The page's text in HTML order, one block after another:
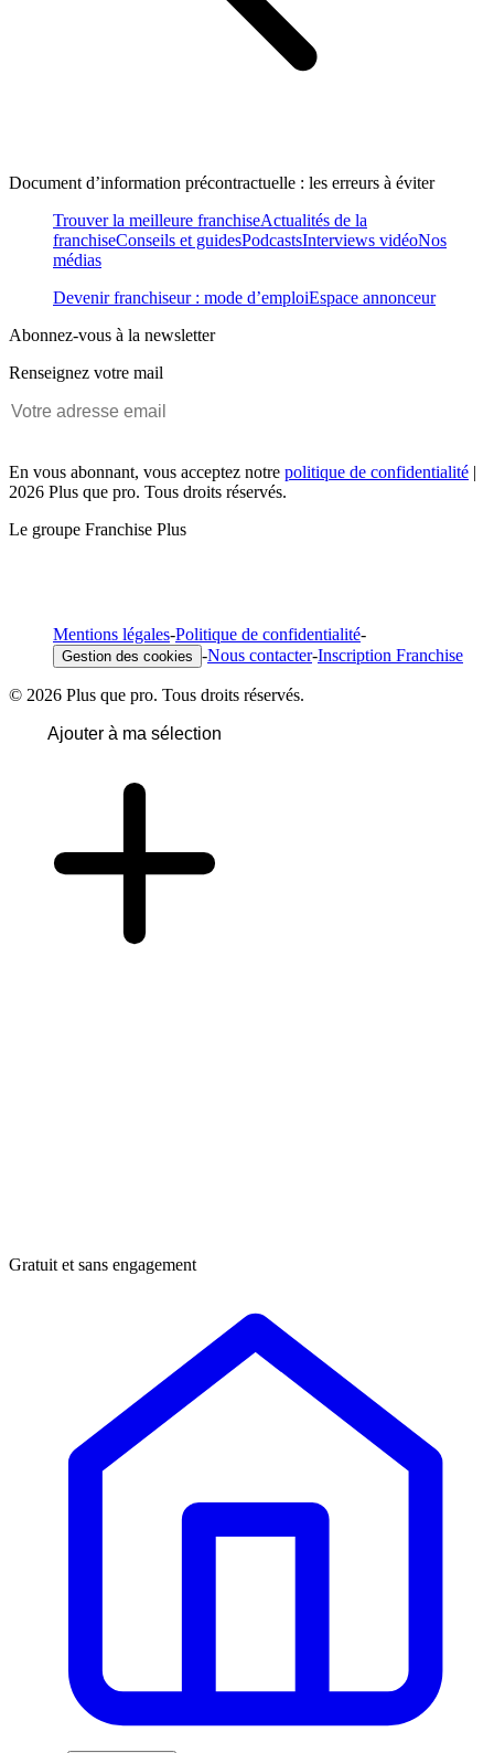
Document d’information précontractuelle : les erreurs à éviter
Trouver la meilleure franchiseActualités de la
franchiseConseils et guidesPodcastsInterviews vidéoNos
médias
Devenir franchiseur : mode d’emploiEspace annonceur
Abonnez-vous à la newsletter
Renseignez votre mail
En vous abonnant, vous acceptez notre politique de confidentialité |
2026 Plus que pro. Tous droits réservés.
Le groupe Franchise Plus
Mentions légales-Politique de confidentialité-
Gestion des cookies -Nous contacter-Inscription Franchise
© 2026 Plus que pro. Tous droits réservés.
Ajouter à ma sélection
Gratuit et sans engagement